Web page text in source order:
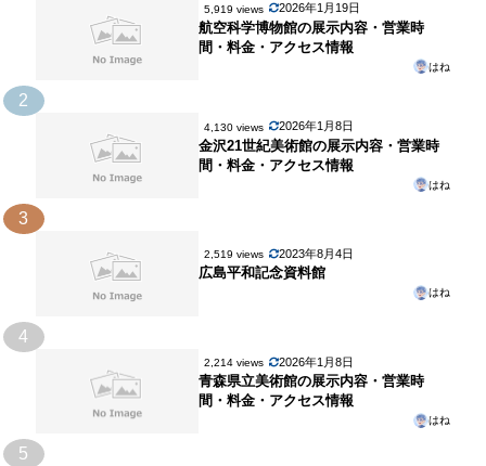
5,919 views 2026年1月19日
航空科学博物館の展示内容・営業時
間・料金・アクセス情報
はね
2
4,130 views 2026年1月8日
金沢21世紀美術館の展示内容・営業時
間・料金・アクセス情報
はね
3
2,519 views 2023年8月4日
広島平和記念資料館
はね
4
2,214 views 2026年1月8日
青森県立美術館の展示内容・営業時
間・料金・アクセス情報
はね
5